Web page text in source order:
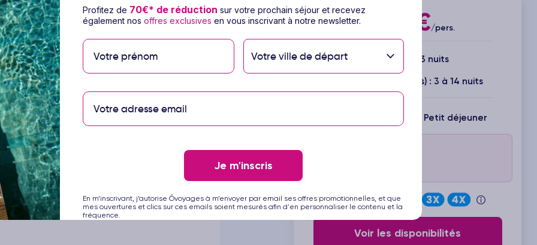
Hôtel Grand Beyazit Old
situé au cœur du quartier historique de
turque, il constitue un point de départ
Sa proximité avec le Grand Bazar, la
de découvrir facilement l’histoire, la
cadre raffiné et reposant pour se détendre
313€/pers.
4 jours / 3 nuits
Durée(s) disponible(s) : 3 à 14 nuits
Inclus : Vols + Hôtel + Petit déjeuner
Payez en
Voir les disponibilités
Profitez de 70€* de réduction sur votre prochain séjour et recevez
également nosoffres exclusives en vous inscrivant à notre newsletter.
Votre ville de départ
Je m'inscris
En m’inscrivant, j’autorise Ôvoyages à m’envoyer par email ses offres promotionnelles, et que
mes ouvertures et clics sur ces emails soient mesurés afin d'en personnaliser le contenu et la
fréquence.